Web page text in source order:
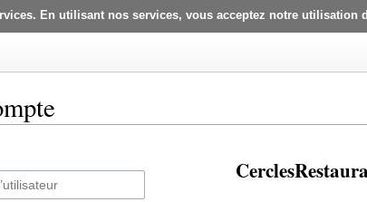
En utilisant nos services, vous acceptez notre utilisation